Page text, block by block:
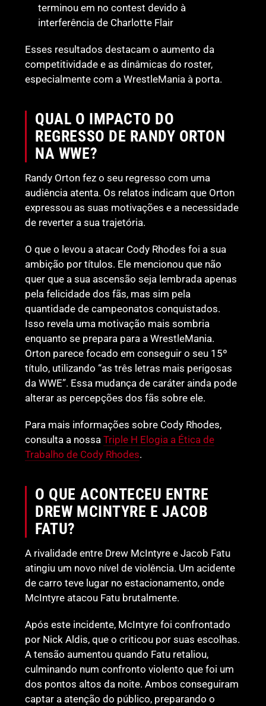
terminou em no contest devido à
interferência de Charlotte Flair
Esses resultados destacam o aumento da
competitividade e as dinâmicas do roster,
especialmente com a WrestleMania à porta.
QUAL O IMPACTO DO
REGRESSO DE RANDY ORTON
NA WWE?
Randy Orton fez o seu regresso com uma
audiência atenta. Os relatos indicam que Orton
expressou as suas motivações e a necessidade
de reverter a sua trajetória.
O que o levou a atacar Cody Rhodes foi a sua
ambição por títulos. Ele mencionou que não
quer que a sua ascensão seja lembrada apenas
pela felicidade dos fãs, mas sim pela
quantidade de campeonatos conquistados.
Isso revela uma motivação mais sombria
enquanto se prepara para a WrestleMania.
Orton parece focado em conseguir o seu 15º
título, utilizando “as três letras mais perigosas
da WWE”. Essa mudança de caráter ainda pode
alterar as percepções dos fãs sobre ele.
Para mais informações sobre Cody Rhodes,
consulta a nossaTriple H Elogia a Ética de
Trabalho de Cody Rhodes.
O QUE ACONTECEU ENTRE
DREW MCINTYRE E JACOB
FATU?
A rivalidade entre Drew McIntyre e Jacob Fatu
atingiu um novo nível de violência. Um acidente
de carro teve lugar no estacionamento, onde
McIntyre atacou Fatu brutalmente.
Após este incidente, McIntyre foi confrontado
por Nick Aldis, que o criticou por suas escolhas.
A tensão aumentou quando Fatu retaliou,
culminando num confronto violento que foi um
dos pontos altos da noite. Ambos conseguiram
captar a atenção do público, preparando o